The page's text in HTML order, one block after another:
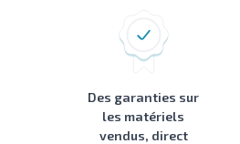
Des garanties sur
les matériels
vendus, direct